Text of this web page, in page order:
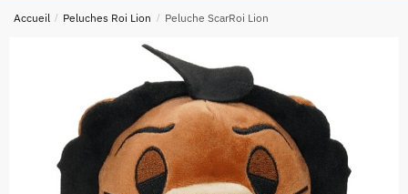
Accueil / Peluches Roi Lion / Peluche ScarRoi Lion